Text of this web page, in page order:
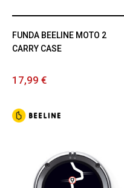
FUNDA BEELINE MOTO 2
CARRY CASE
17,99 €